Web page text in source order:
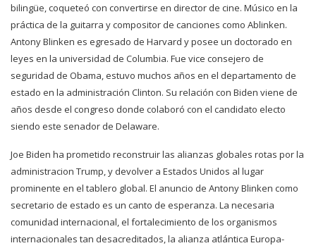
bilingüe, coqueteó con convertirse en director de cine. Músico en la
práctica de la guitarra y compositor de canciones como Ablinken.
Antony Blinken es egresado de Harvard y posee un doctorado en
leyes en la universidad de Columbia. Fue vice consejero de
seguridad de Obama, estuvo muchos años en el departamento de
estado en la administración Clinton. Su relación con Biden viene de
años desde el congreso donde colaboró con el candidato electo
siendo este senador de Delaware.
Joe Biden ha prometido reconstruir las alianzas globales rotas por la
administracion Trump, y devolver a Estados Unidos al lugar
prominente en el tablero global. El anuncio de Antony Blinken como
secretario de estado es un canto de esperanza. La necesaria
comunidad internacional, el fortalecimiento de los organismos
internacionales tan desacreditados, la alianza atlántica Europa-